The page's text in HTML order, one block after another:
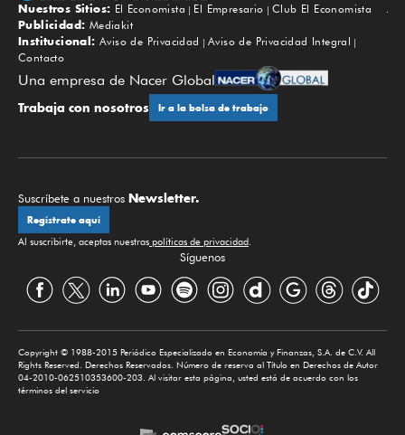
Subir
Nuestros Sitios: El Economista El Empresario
Club El Economista
Publicidad: Mediakit
Institucional: Aviso de Privacidad
Aviso de Privacidad Integral
Contacto
Una empresa de Nacer Global
Trabaja con nosotros Ir a la bolsa de trabajo
Suscríbete a nuestros Newsletter.
Regístrate aquí
Al suscribirte, aceptas nuestras políticas de privacidad.
Síguenos
Copyright © 1988-2015 Periódico Especializado en Economía y Finanzas, S.A. de C.V. All
Rights Reserved. Derechos Reservados. Número de reserva al Título en Derechos de Autor
04-2010-062510353600-203. Al visitar esta página, usted está de acuerdo con los
términos del servicio